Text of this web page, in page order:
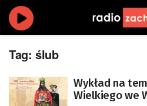
Tag: ślub
Wykład na
Wielkiego we